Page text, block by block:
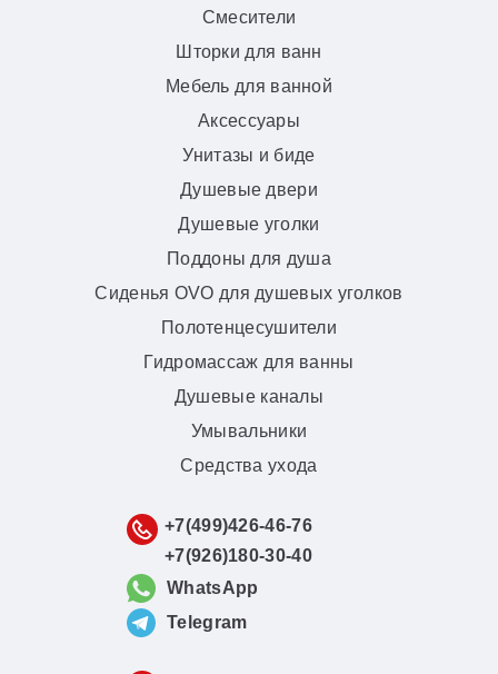
Смесители
Шторки для ванн
Мебель для ванной
Аксессуары
Унитазы и биде
Душевые двери
Душевые уголки
Поддоны для душа
Сиденья OVO для душевых уголков
Полотенцесушители
Гидромассаж для ванны
Душевые каналы
Умывальники
Средства ухода
+7(499)426-46-76
+7(926)180-30-40
WhatsApp
Telegram